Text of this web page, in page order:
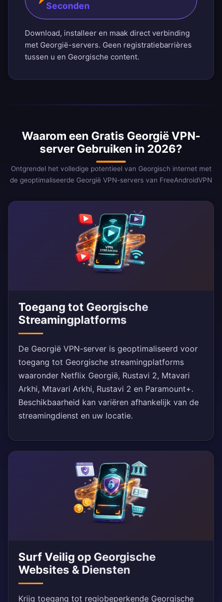
Seconden
Download, installeer en maak direct verbinding
met Georgië-servers. Geen registratiebarrières
tussen u en Georgische content.
Waarom een Gratis Georgië VPN-
server Gebruiken in 2026?
Ontgrendel het volledige potentieel van Georgisch internet met
de geoptimaliseerde Georgië VPN-servers van FreeAndroidVPN
Toegang tot Georgische
Streamingplatforms
De Georgië VPN-server is geoptimaliseerd voor
toegang tot Georgische streamingplatforms
waaronder Netflix Georgië, Rustavi 2, Mtavari
Arkhi, Mtavari Arkhi, Rustavi 2 en Paramount+.
Beschikbaarheid kan variëren afhankelijk van de
streamingdienst en uw locatie.
Surf Veilig op Georgische
Websites & Diensten
Krijg toegang tot regiobeperkende Georgische